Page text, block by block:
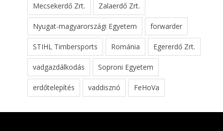
Mecsekerdő Zrt. Zalaerdő Zrt.
Nyugat-magyarországi Egyetem forwarder
STIHL Timbersports Románia Egererdő Zrt.
vadgazdálkodás Soproni Egyetem
erdőtelepítés vaddisznó FeHoVa